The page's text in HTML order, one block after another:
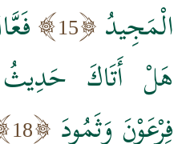
الْمَجِيدُ
15
هَلْ أَتَاكَ حَدِيثُ
فِرْعَوْنَ وَثَمُودَ 18